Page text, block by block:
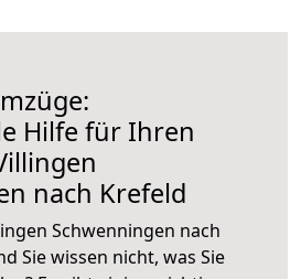
Hilfe für Ihren
nach Krefeld
Schwenningen nach
Sie wissen nicht, was Sie